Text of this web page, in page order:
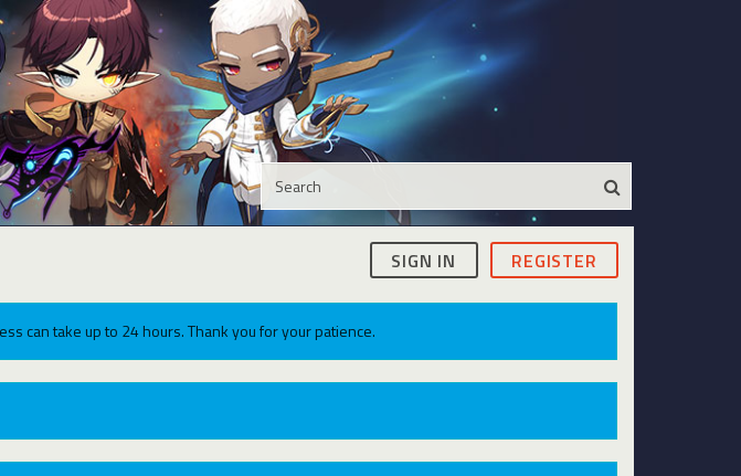
SIGN IN REGISTER
can take up to 24 hours. Thank you for your patience.